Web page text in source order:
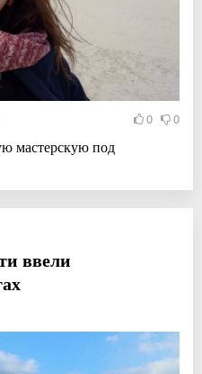
0 0
мастерскую под
ввели